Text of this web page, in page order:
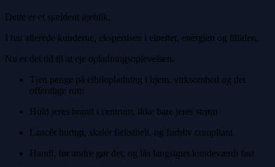
Dette er et sjældent øjeblik.
I har allerede kunderne, ekspertisen i elnettet, energien og tilliden.
Nu er det tid til at eje opladningsoplevelsen.
Tjen penge på elbilopladning i hjem, virksomhed og det
offentlige rum
Hold jeres brand i centrum, ikke bare jeres strøm
Lancér hurtigt, skalér fleksibelt, og forbliv compliant
Handl, før andre gør det, og lås langsigtet kundeværdi fast